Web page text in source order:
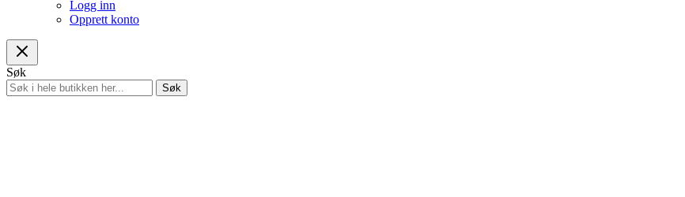
Logg inn
Opprett konto
Søk
Søk